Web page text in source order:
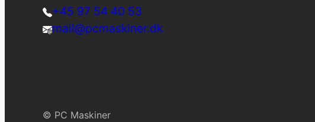
+45 97 54 40 53
mail@pcmaskiner.dk
© PC Maskiner